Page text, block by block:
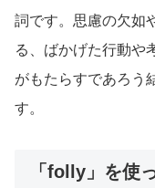
詞です。思慮の欠如
る、ばかげた行動や
がもたらすであろう
す。
「folly」を使